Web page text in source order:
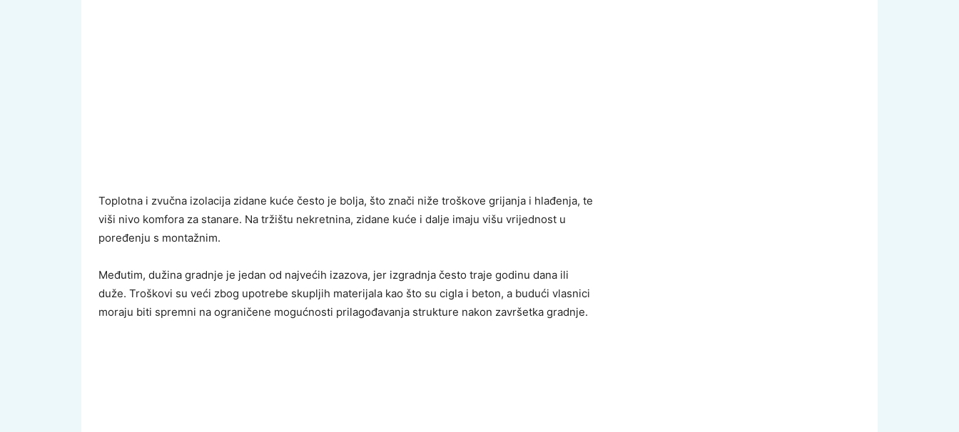
Toplotna i zvučna izolacija zidane kuće često je bolja, što znači niže troškove grijanja i hlađenja, te
viši nivo komfora za stanare. Na tržištu nekretnina, zidane kuće i dalje imaju višu vrijednost u
poređenju s montažnim.
Međutim, dužina gradnje je jedan od najvećih izazova, jer izgradnja često traje godinu dana ili
duže. Troškovi su veći zbog upotrebe skupljih materijala kao što su cigla i beton, a budući vlasnici
moraju biti spremni na ograničene mogućnosti prilagođavanja strukture nakon završetka gradnje.